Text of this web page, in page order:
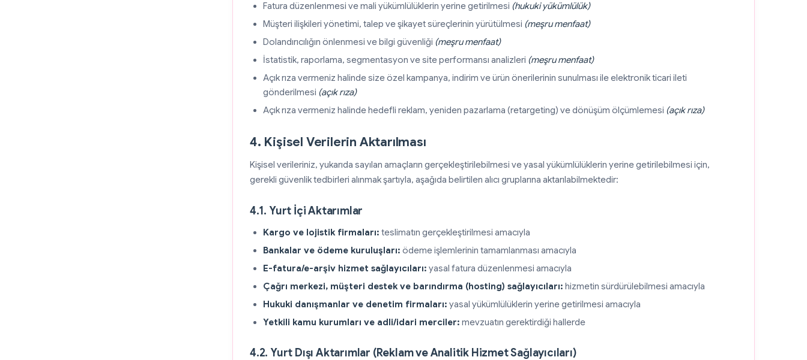
Fatura düzenlenmesi ve mali yükümlülüklerin yerine getirilmesi (hukuki yükümlülük)
Müşteri ilişkileri yönetimi, talep ve şikayet süreçlerinin yürütülmesi (meşru menfaat)
Dolandırıcılığın önlenmesi ve bilgi güvenliği (meşru menfaat)
İstatistik, raporlama, segmentasyon ve site performansı analizleri (meşru menfaat)
Açık rıza vermeniz halinde size özel kampanya, indirim ve ürün önerilerinin sunulması ile elektronik ticari ileti
gönderilmesi (açık rıza)
Açık rıza vermeniz halinde hedefli reklam, yeniden pazarlama (retargeting) ve dönüşüm ölçümlemesi (açık rıza)
4. Kişisel Verilerin Aktarılması
Kişisel verileriniz, yukarıda sayılan amaçların gerçekleştirilebilmesi ve yasal yükümlülüklerin yerine getirilebilmesi için,
gerekli güvenlik tedbirleri alınmak şartıyla, aşağıda belirtilen alıcı gruplarına aktarılabilmektedir:
4.1. Yurt İçi Aktarımlar
Kargo ve lojistik firmaları: teslimatın gerçekleştirilmesi amacıyla
Bankalar ve ödeme kuruluşları: ödeme işlemlerinin tamamlanması amacıyla
E-fatura/e-arşiv hizmet sağlayıcıları: yasal fatura düzenlenmesi amacıyla
Çağrı merkezi, müşteri destek ve barındırma (hosting) sağlayıcıları: hizmetin sürdürülebilmesi amacıyla
Hukuki danışmanlar ve denetim firmaları: yasal yükümlülüklerin yerine getirilmesi amacıyla
Yetkili kamu kurumları ve adli/idari merciler: mevzuatın gerektirdiği hallerde
4.2. Yurt Dışı Aktarımlar (Reklam ve Analitik Hizmet Sağlayıcıları)